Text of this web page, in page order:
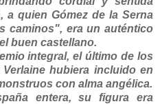
a quien Gómez de la Serna
caminos", era un auténtico
buen castellano.
integral, el último de los
hubiera incluido en
con alma angélica.
entera, su figura era